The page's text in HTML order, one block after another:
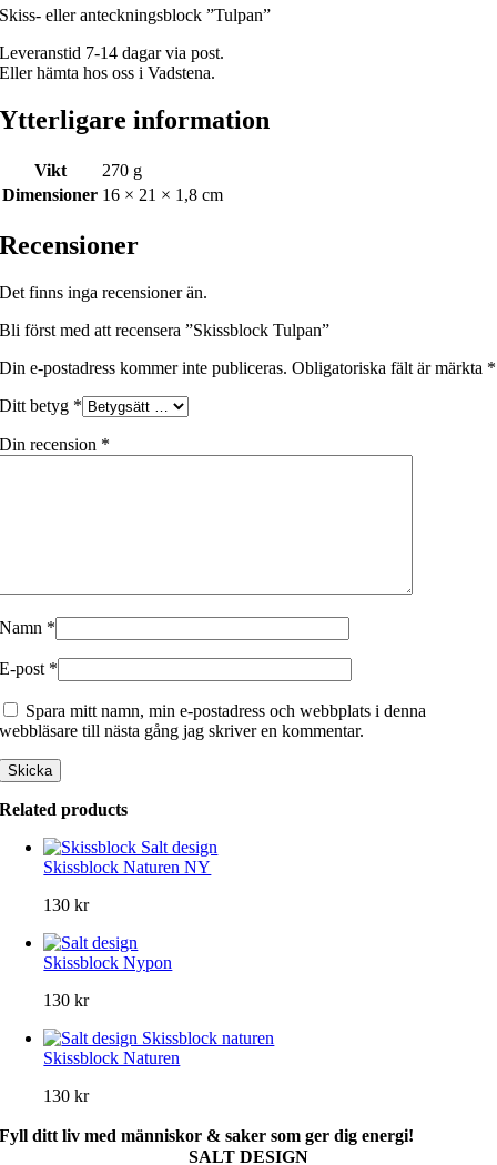
Skiss- eller anteckningsblock ”Tulpan”
Leveranstid 7-14 dagar via post.
Eller hämta hos oss i Vadstena.
Ytterligare information
Vikt
270 g
Dimensioner 16 × 21 × 1,8 cm
Recensioner
Det finns inga recensioner än.
Bli först med att recensera ”Skissblock Tulpan”
Din e-postadress kommer inte publiceras. Obligatoriska fält är märkta *
Ditt betyg *
Din recension *
Namn *
E-post *
Spara mitt namn, min e-postadress och webbplats i denna
webbläsare till nästa gång jag skriver en kommentar.
Related products
Skissblock Naturen NY
130kr
Skissblock Nypon
130kr
Skissblock Naturen
130kr
Fyll ditt liv med människor & saker som ger dig energi!
SALT DESIGN